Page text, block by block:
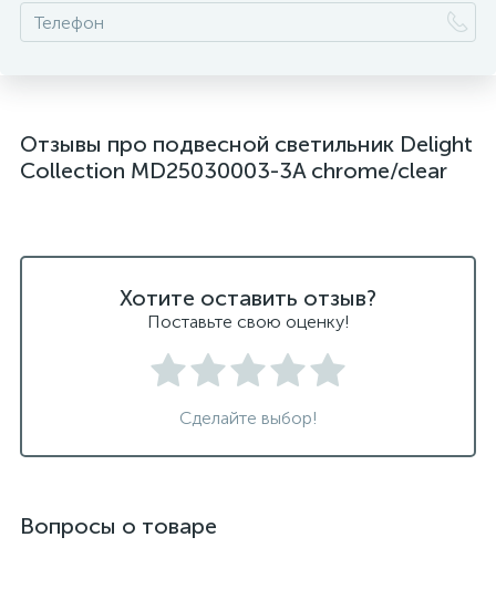
светильники над рабочей поверхностью
светильники подвесные белые
Отзывы про подвесной светильник Delight
Collection MD25030003-3A chrome/clear
Хотите оставить отзыв?
Поставьте свою оценку!
Сделайте выбор!
Вопросы о товаре